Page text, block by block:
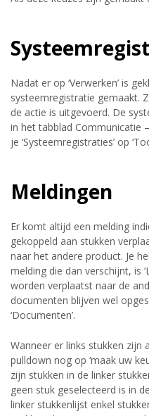
Nadat er op ‘Verwerken’ is
systeemregistratie gemaakt.
de actie is uitgevoerd. De
in het tabblad Communicatie
je ‘Systeemregistraties’ op
Meldingen
Er komt altijd een melding
gekoppeld aan stukken
naar het andere product. Je
melding die dan verschijnt, is
worden verplaatst naar de
documenten blijven wel
‘Documenten’.
Wanneer er links stukken
pulldown nog op ‘maak uw
zijn stukken in de linker
geen stuk geselecteerd is in
linker stukkenlijst enkel